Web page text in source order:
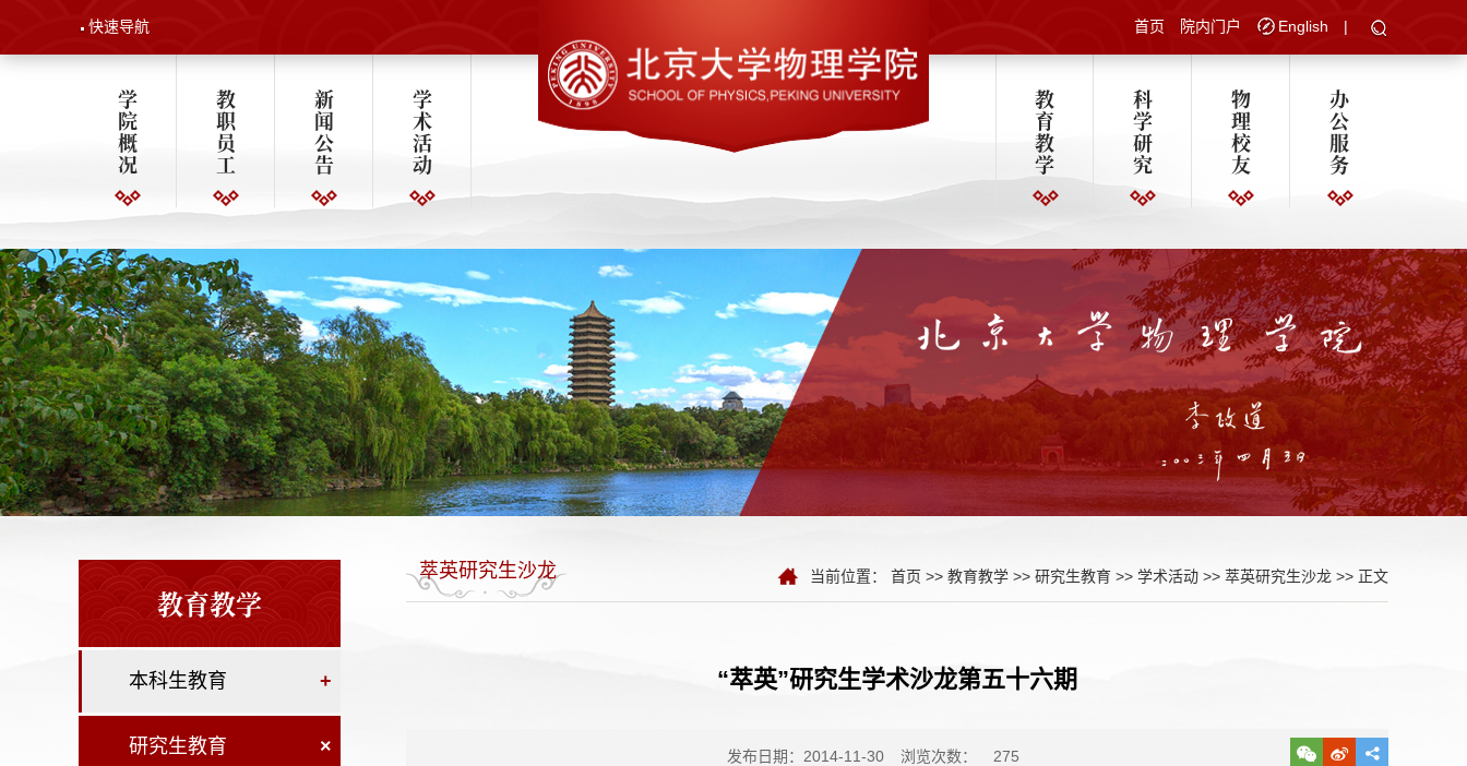
快速导航 首页 院内门户 English |
学
院
概
况
教
职
员
工
新
闻
公
告
学
术
活
动
教
育
教
学
科
学
研
究
物
理
校
友
办
公
服
务
教育教学
本科生教育 +
研究生教育 ×
萃英研究生沙龙 当前位置： 首页 >> 教育教学 >> 研究生教育 >> 学术活动 >> 萃英研究生沙龙 >> 正文
“萃英”研究生学术沙龙第五十六期
发布日期：2014-11-30 浏览次数： 275